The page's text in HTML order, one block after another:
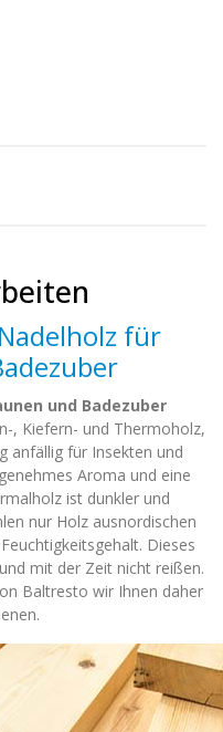
für
und Badezuber
, Kiefern- und Thermoholz,
anfällig für Insekten und
Aroma und eine
ist dunkler und
nur Holz ausnordischen
Dieses
mit der Zeit nicht reißen.
Baltresto wir Ihnen daher